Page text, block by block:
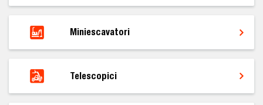
Miniescavatori
Telescopici